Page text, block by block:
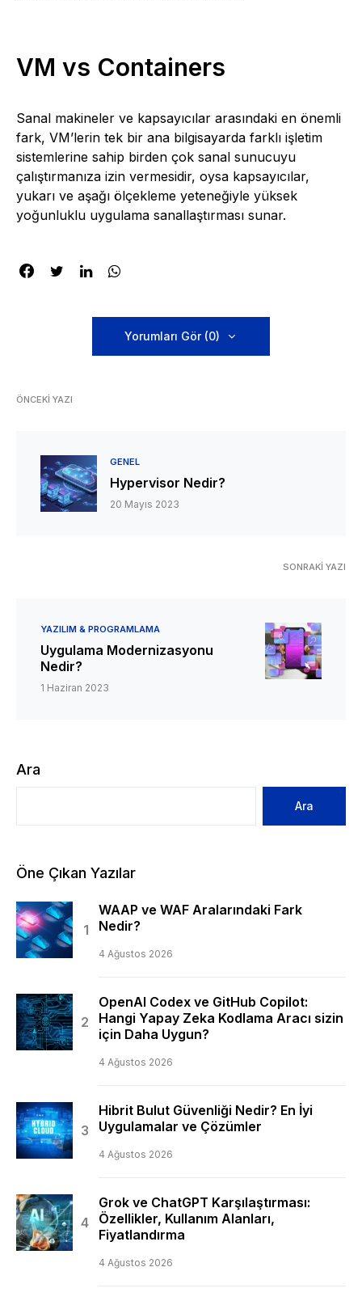
VM vs Containers
Sanal makineler ve kapsayıcılar arasındaki en önemli
fark, VM’lerin tek bir ana bilgisayarda farklı işletim
sistemlerine sahip birden çok sanal sunucuyu
çalıştırmanıza izin vermesidir, oysa kapsayıcılar,
yukarı ve aşağı ölçekleme yeteneğiyle yüksek
yoğunluklu uygulama sanallaştırması sunar.
Yorumları Gör (0)
ÖNCEKI YAZI
GENEL
Hypervisor Nedir?
20 Mayıs 2023
SONRAKI YAZI
YAZILIM & PROGRAMLAMA
Uygulama Modernizasyonu
Nedir?
1 Haziran 2023
Ara
Ara
Öne Çıkan Yazılar
WAAP ve WAF Aralarındaki Fark
Nedir?
4 Ağustos 2026
OpenAI Codex ve GitHub Copilot:
Hangi Yapay Zeka Kodlama Aracı sizin
için Daha Uygun?
4 Ağustos 2026
Hibrit Bulut Güvenliği Nedir? En İyi
Uygulamalar ve Çözümler
4 Ağustos 2026
Grok ve ChatGPT Karşılaştırması:
Özellikler, Kullanım Alanları,
Fiyatlandırma
4 Ağustos 2026